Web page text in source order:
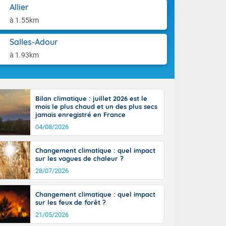
Allier
à 1.55km
Salles-Adour
à 1.93km
un peu
du pays,
du Massif
la
ciel est le
salve
de bons
vent,
deux
entre 11
sur les
l'intérieur
vallée de
Bilan climatique : juillet 2026 est le
mois le plus chaud et un des plus secs
jamais enregistré en France
04/08/2026
Changement climatique : quel impact
sur les vagues de chaleur ?
28/07/2026
Changement climatique : quel impact
sur les feux de forêt ?
21/05/2026